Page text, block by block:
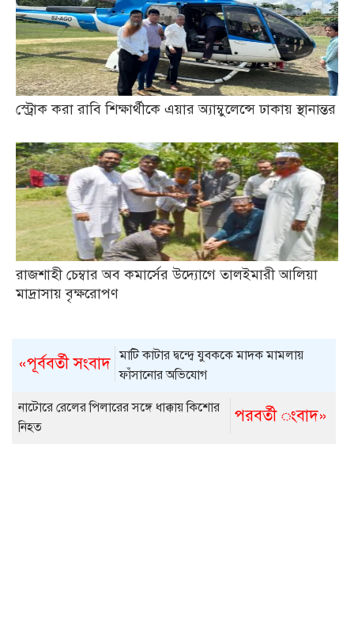
স্ট্রোক করা রাবি শিক্ষার্থীকে এয়ার অ্যাম্বুলেন্সে ঢাকায় স্থানান্তর
রাজশাহী চেম্বার অব কমার্সের উদ্যোগে তালইমারী আলিয়া
মাদ্রাসায় বৃক্ষরোপণ
«পূর্ববর্তী সংবাদ মাটি কাটার দ্বন্দ্বে যুবককে মাদক মামলায়
ফাঁসানোর অভিযোগ
পরবর্তী ংবাদ»
নাটোরে রেলের পিলারের সঙ্গে ধাক্কায় কিশোর
নিহত